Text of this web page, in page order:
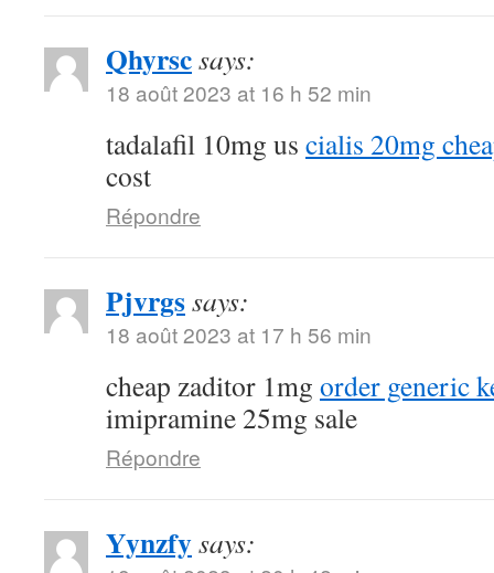
Qhyrscsays:
18 août 2023 at 16 h 52 min
tadalafil 10mg us cialis 20mg
cost
Répondre
Pjvrgssays:
18 août 2023 at 17 h 56 min
cheap zaditor 1mg order generic
imipramine 25mg sale
Répondre
Yynzfysays: